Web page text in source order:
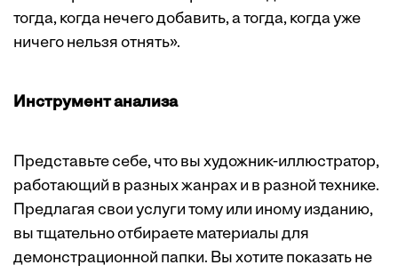
тогда, когда нечего добавить, а тогда, когда уже
ничего нельзя отнять».
Инструмент анализа
Представьте себе, что вы художник-иллюстратор,
работающий в разных жанрах и в разной технике.
Предлагая свои услуги тому или иному изданию,
вы тщательно отбираете материалы для
демонстрационной папки. Вы хотите показать не